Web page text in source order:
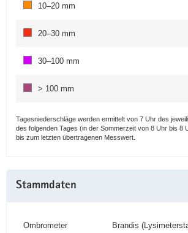
10–20 mm
20–30 mm
30–100 mm
> 100 mm
Tagesniederschläge werden ermittelt von 7 Uhr des
des folgenden Tages (in der Sommerzeit von 8 Uhr bis 8
bis zum letzten über­tragenen Messwert.
Stammdaten
Ombrometer Brandis